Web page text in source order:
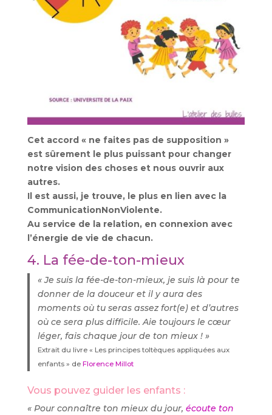
Cet accord « ne faites pas de supposition »
est sûrement le plus puissant pour changer
notre vision des choses et nous ouvrir aux
autres.
Il est aussi, je trouve, le plus en lien avec la
CommunicationNonViolente.
Au service de la relation, en connexion avec
l’énergie de vie de chacun.
4. La fée-de-ton-mieux
« Je suis la fée-de-ton-mieux, je suis là pour te
donner de la douceur et il y aura des
moments où tu seras assez fort(e) et d’autres
où ce sera plus difficile. Aie toujours le cœur
léger, fais chaque jour de ton mieux ! »
Extrait du livre « Les principes toltèques appliquées aux
enfants » deFlorence Millot
Vous pouvez guider les enfants :
« Pour connaître ton mieux du jour, écoute ton